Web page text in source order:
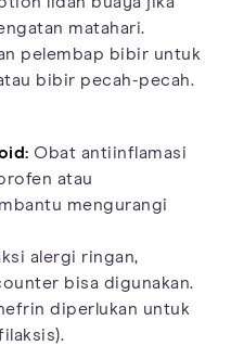
matahari.
pelembap bibir untuk
bibir pecah-pecah.
Obat antiinflamasi
atau
mengurangi
alergi ringan,
bisa digunakan.
diperlukan untuk